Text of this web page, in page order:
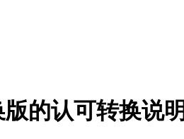
的认可转换说明